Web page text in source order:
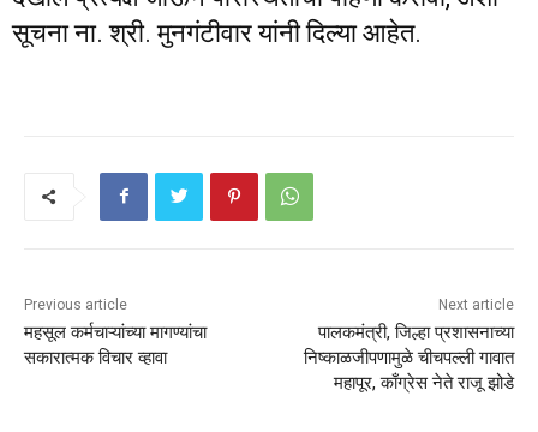
सूचना ना. श्री. मुनगंटीवार यांनी दिल्या आहेत.
Previous article
महसूल कर्मचाऱ्यांच्या मागण्यांचा
सकारात्मक विचार व्हावा
Next article
पालकमंत्री, जिल्हा प्रशासनाच्या
निष्काळजीपणामुळे चीचपल्ली गावात
महापूर, काँग्रेस नेते राजू झोडे